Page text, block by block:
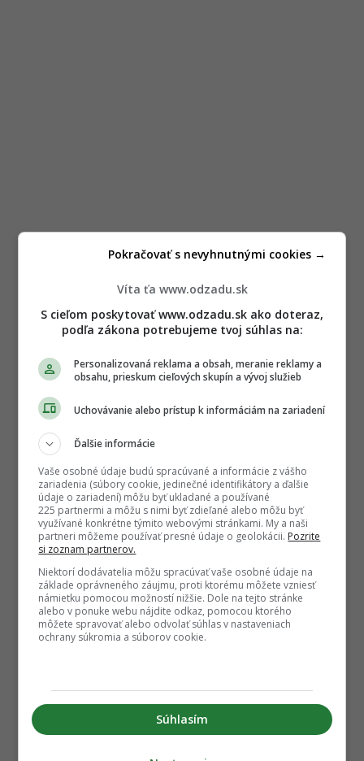
Víta ťa www.odzadu.sk
S cieľom poskytovať www.odzadu.sk ako doteraz,
podľa zákona potrebujeme tvoj súhlas na:
Personalizovaná reklama a obsah, meranie reklamy a
obsahu, prieskum cieľových skupín a vývoj služieb
Uchovávanie alebo prístup k informáciám na zariadení
Ďalšie informácie
Vaše osobné údaje budú spracúvané a informácie z vášho
zariadenia (súbory cookie, jedinečné identifikátory a ďalšie
údaje o zariadení) môžu byť ukladané a používané
225 partnermi a môžu s nimi byť zdieľané alebo môžu byť
využívané konkrétne týmito webovými stránkami. My a naši
partneri môžeme používať presné údaje o geolokácii. Pozrite
si zoznam partnerov.
Niektorí dodávatelia môžu spracúvať vaše osobné údaje na
základe oprávneného záujmu, proti ktorému môžete vzniesť
námietku pomocou možností nižšie. Dole na tejto stránke
alebo v ponuke webu nájdite odkaz, pomocou ktorého
môžete spravovať alebo odvolať súhlas v nastaveniach
ochrany súkromia a súborov cookie.
Súhlasím
Pokračovať s nevyhnutnými cookies →